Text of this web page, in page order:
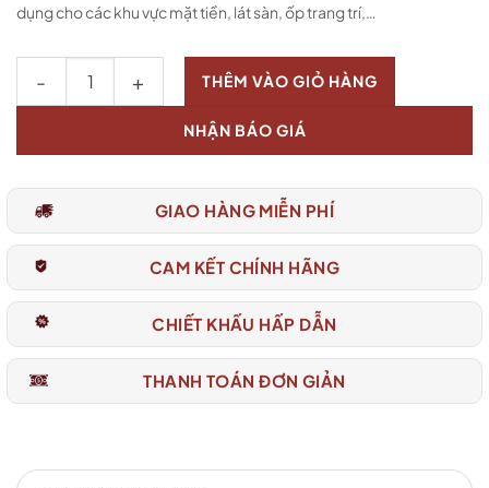
dụng cho các khu vực mặt tiền, lát sàn, ốp trang trí,…
THÊM VÀO GIỎ HÀNG
NHẬN BÁO GIÁ
GIAO HÀNG MIỄN PHÍ
CAM KẾT CHÍNH HÃNG
CHIẾT KHẤU HẤP DẪN
THANH TOÁN ĐƠN GIẢN